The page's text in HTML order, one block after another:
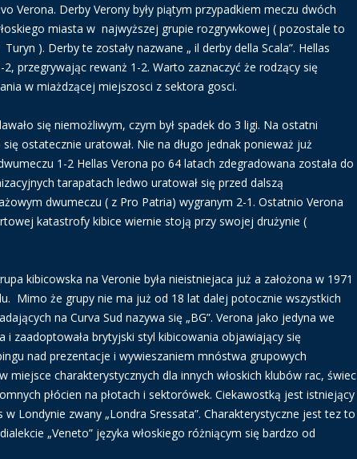
Verona. Derby Verony były piątym przypadkiem meczu dwóch
miasta w najwyższej grupie rozgrywkowej ( pozostale to
). Derby te zostały nazwane „ il derby della Scala”. Hellas
2, przegrywając rewanż 1-2. Warto zaznaczyć że rodzący się
w miażdzącej miejszosci z sektora gosci.
się niemożliwym, czym był spadek do 3 ligi. Na ostatni
ostatecznie uratował. Nie na długo jednak ponieważ już
1-2 Hellas Verona po 64 latach zdegradowana została do
tarapatach ledwo uratował się przed dalszą
dwumeczu ( z Pro Patria) wygranym 2-1. Ostatnio Verona
katastrofy kibice wiernie stoją przy swojej drużynie (
kibicowska na Veronie była nieistniejaca już a założona w 1971
Mimo że grupy nie ma już od 18 lat dalej potocznie wszystkich
na Curva Sud nazywa się „BG”. Verona jako jedyna we
i zaadoptowała brytyjski styl kibicowania objawiający się
nad prezentacje i wywieszaniem mnóstwa grupowych
miejsce charakterystycznych dla innych włoskich klubów rac, świec
płócien na płotach i sektorówek. Ciekawostką jest istniejący
w Londynie zwany „Londra Sressata”. Charakterystyczne jest tez to
„Veneto” języka włoskiego różniącym się bardzo od